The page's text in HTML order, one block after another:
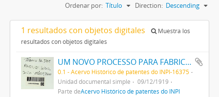
Ordenar por: Título Direction: Descending
1 resultados con objetos digitales
Muestra los
resultados con objetos digitales
UM NOVO PROCESSO PARA FABRICAÇÃO DE MATERIAS CORANTES PRETAS CONTENDO ENXOFRE PARA TINGIR ALGODÃO
0.1 - Acervo Histórico de patentes do INPI-16375
Unidad documental simple
09/12/1919
Parte deAcervo Histórico de patentes do INPI